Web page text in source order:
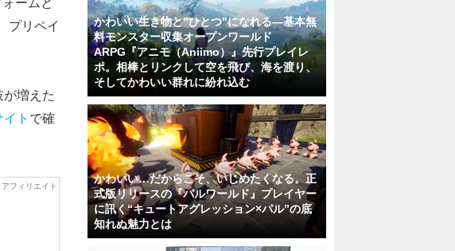
プリペイ
増えた
イト で確
かわいい生き物と"ひとつ"になれる―基本無
料モンスター収集オープンワールド
ARPG『アニモ（Aniimo）』先行プレイレ
ポ。相棒とリンクして空を飛び、海を渡り、
そしてかわいい群れに紛れ込む
かわいい…だからこそ、いじめたくなる。正
式版リリースの『パルワールド』プレイヤー
に訊く“キュートアグレッション×パル”の底
知れぬ魅力とは